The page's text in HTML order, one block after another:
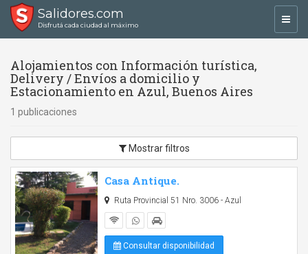
Salidores.com
Disfrutá cada ciudad al máximo
Alojamientos con Información turística,
Delivery / Envíos a domicilio y
Estacionamiento en Azul, Buenos Aires
1 publicaciones
Mostrar filtros
Casa Antique.
Ruta Provincial 51 Nro. 3006 - Azul
Consultar disponibilidad